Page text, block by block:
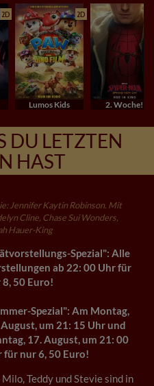
2D 2D
Lumos Kids 2. Woche!
LETZTEN S
Jennifer Kaytin Robinson. Mit
Cline, Chase Sui Wonders,
Hauer-King
Spezial": Alle
ab 22: 00 Uhr für
8, 50 Euro!
Spezial": Am Montag,
um 21: 15 Uhr und
17. August, um 21: 00
für nur 6, 50 Euro!
Teddy und Stevie sind in